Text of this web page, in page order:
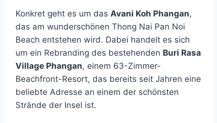
Konkret geht es um das Avani Koh Phangan,
das am wunderschönen Thong Nai Pan Noi
Beach entstehen wird. Dabei handelt es sich
um ein Rebranding des bestehenden Buri Rasa
Village Phangan, einem 63-Zimmer-
Beachfront-Resort, das bereits seit Jahren eine
beliebte Adresse an einem der schönsten
Strände der Insel ist.